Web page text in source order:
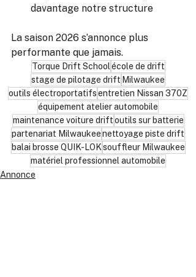
davantage notre structure
La saison 2026 s’annonce plus
performante que jamais.
Torque Drift Schoolécole de drift
stage de pilotage drift Milwaukee
outils électroportatifsentretien Nissan 370Z
équipement atelier automobile
maintenance voiture driftoutils sur batterie
partenariat Milwaukeenettoyage piste drift
balai brosse QUIK-LOKsouffleur Milwaukee
matériel professionnel automobile
Annonce